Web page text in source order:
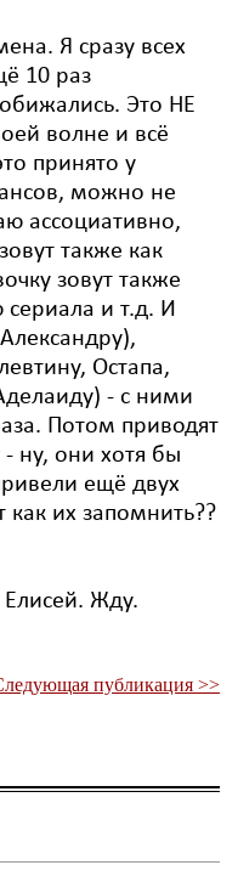
Я сразу всех
10 раз
Это НЕ
волне и всё
принято у
можно не
ассоциативно,
также как
зовут также
и т.д. И
Остапа,
- с ними
Потом приводят
ну, они хотя бы
ещё двух
их запомнить??
Жду.
публикация >>